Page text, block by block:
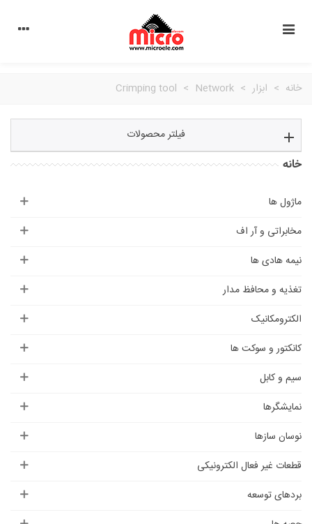
خانه > ابزار >
Crimping tool > Network
فیلتر محصولات
خانه
ماژول ها
مخابراتی و آر اف
نیمه هادی ها
تغذیه و محافظ مدار
الکترومکانیک
کانکتور و سوکت ها
سیم و کابل
نمایشگرها
نوسان سازها
قطعات غیر فعال الکترونیکی
بردهای توسعه